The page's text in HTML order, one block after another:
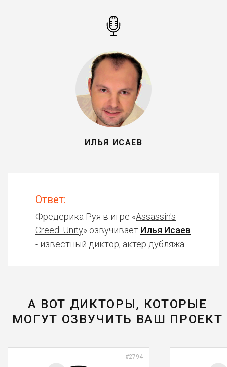
ИЛЬЯ ИСАЕВ
Ответ:
Фредерика Руя в игре «Assassin's
Creed: Unity» озвучивает Илья Исаев
- известный диктор, актер дубляжа.
А ВОТ ДИКТОРЫ, КОТОРЫЕ
МОГУТ ОЗВУЧИТЬ ВАШ ПРОЕКТ
#2794